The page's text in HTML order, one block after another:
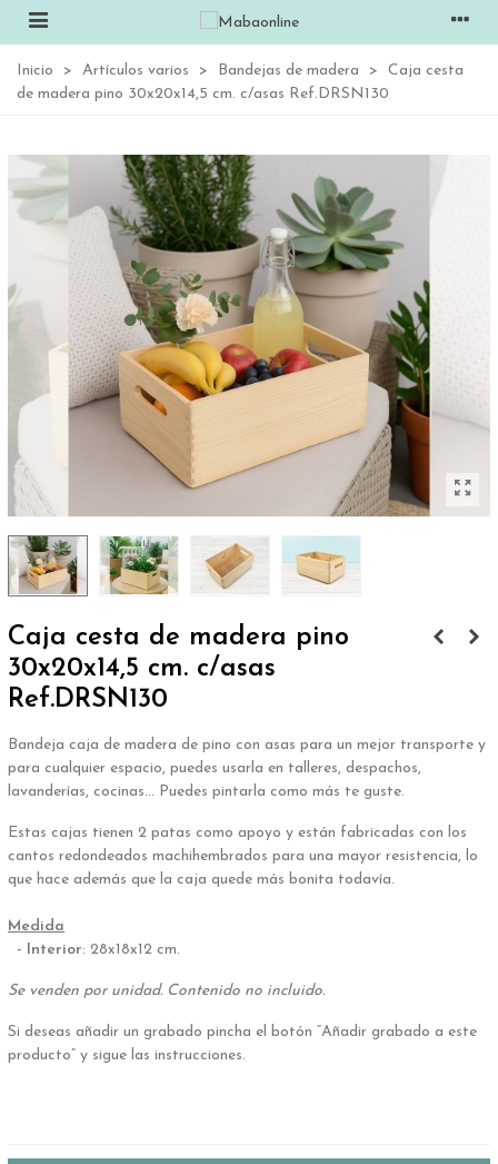
Inicio > Artículos varios > Bandejas de madera >
Caja cesta
de madera pino 30x20x14,5 cm. c/asas Ref.DRSN130
Caja cesta de madera pino
30x20x14,5 cm. c/asas
Ref.DRSN130
Bandeja caja de madera de pino con asas para un mejor transporte y
para cualquier espacio, puedes usarla en talleres, despachos,
lavanderías, cocinas... Puedes pintarla como más te guste.
Estas cajas tienen 2 patas como apoyo y están fabricadas con los
cantos redondeados machihembrados para una mayor resistencia, lo
que hace además que la caja quede más bonita todavía.
Medida
-
Interior: 28x18x12 cm.
Se venden por unidad. Contenido no incluido.
Si deseas añadir un grabado pincha el botón “Añadir grabado a este
producto” y sigue las instrucciones.